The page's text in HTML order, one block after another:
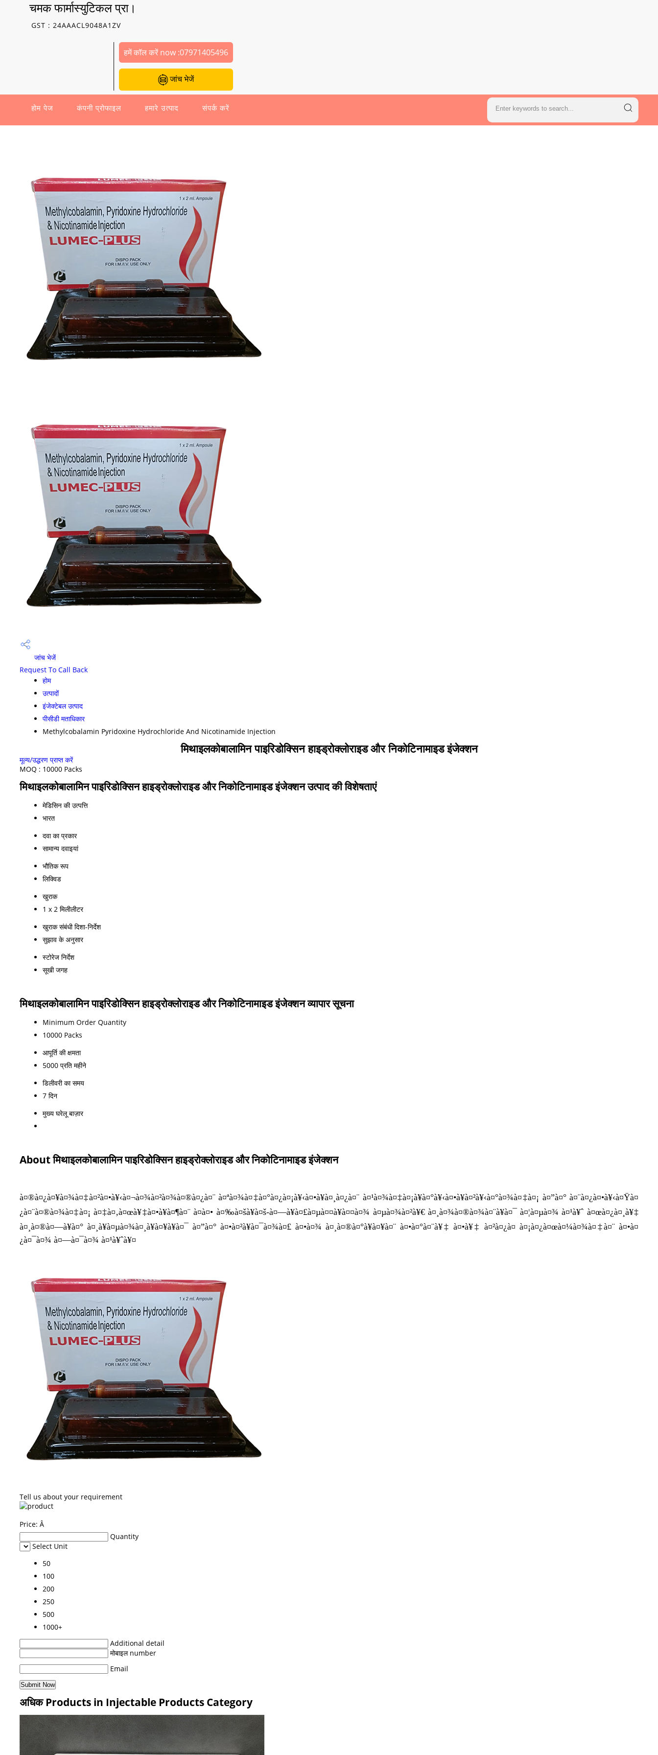
चमक फार्मास्युटिकल प्रा।
GST : 24AAACL9048A1ZV
हमें कॉल करें now :07971405496
जांच भेजें
होम पेज कंपनी प्रोफाइल हमारे उत्पाद संपर्क करें
जांच भेजें
Request To Call Back
होम
उत्पादों
इंजेक्टेबल उत्पाद
पीसीडी मताधिकार
Methylcobalamin Pyridoxine Hydrochloride And Nicotinamide Injection
मिथाइलकोबालामिन पाइरिडोक्सिन हाइड्रोक्लोराइड और निकोटिनामाइड इंजेक्शन
मूल्य/उद्धरण प्राप्त करें
MOQ : 10000 Packs
मिथाइलकोबालामिन पाइरिडोक्सिन हाइड्रोक्लोराइड और निकोटिनामाइड इंजेक्शन उत्पाद की विशेषताएं
मेडिसिन की उत्पत्ति
भारत
दवा का प्रकार
सामान्य दवाइयां
भौतिक रूप
लिक्विड
खुराक
1 x 2 मिलीलीटर
खुराक संबंधी दिशा-निर्देश
सुझाव के अनुसार
स्टोरेज निर्देश
सूखी जगह
मिथाइलकोबालामिन पाइरिडोक्सिन हाइड्रोक्लोराइड और निकोटिनामाइड इंजेक्शन व्यापार सूचना
Minimum Order Quantity
10000 Packs
आपूर्ति की क्षमता
5000 प्रति महीने
डिलीवरी का समय
7 दिन
मुख्य घरेलू बाज़ार
About मिथाइलकोबालामिन पाइरिडोक्सिन हाइड्रोक्लोराइड और निकोटिनामाइड इंजेक्शन
à¤®à¤¿à¤¥à¤¾à¤‡à¤²à¤•à¥‹à¤¬à¤¾à¤²à¤¾à¤®à¤¿à¤¨ à¤ªà¤¾à¤‡à¤°à¤¿à¤¡à¥‹à¤•à¥à¤¸à¤¿à¤¨ à¤¹à¤¾à¤‡à¤¡à¥à¤°à¥‹à¤•à¥à¤²à¥‹à¤°à¤¾à¤‡à¤¡ à¤”à¤° à¤¨à¤¿à¤•à¥‹à¤Ÿà¤
¿à¤¨à¤®à¤¾à¤‡à¤¡ à¤‡à¤‚à¤œà¥‡à¤•à¥à¤¶à¤¨ à¤à¤• à¤‰à¤šà¥à¤š-à¤—à¥à¤£à¤µà¤¤à¥à¤¤à¤¾ à¤µà¤¾à¤²à¥€ à¤¸à¤¾à¤®à¤¾à¤¨à¥à¤¯ à¤¦à¤µà¤¾ à¤¹à¥ˆ à¤œà¤¿à¤¸à¥‡
à¤¸à¤®à¤—à¥à¤° à¤¸à¥à¤µà¤¾à¤¸à¥à¤¥à¥à¤¯ à¤”à¤° à¤•à¤²à¥à¤¯à¤¾à¤£ à¤•à¤¾ à¤¸à¤®à¤°à¥à¤¥à¤¨ à¤•à¤°à¤¨à¥‡ à¤•à¥‡ à¤²à¤¿à¤ à¤¡à¤¿à¤œà¤¼à¤¾à¤‡à¤¨ à¤•à¤
¿à¤¯à¤¾ à¤—à¤¯à¤¾ à¤¹à¥ˆà¥¤
Tell us about your requirement
Price: Â
Quantity
Select Unit
50
100
200
250
500
1000+
Additional detail
मोबाइल number
Email
अधिक Products in Injectable Products Category